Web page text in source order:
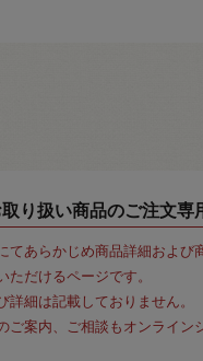
り扱い商品のご注文
てあらかじめ商品詳細および
だけるページです。
詳細は記載しておりません。
ご案内、ご相談もオンライン